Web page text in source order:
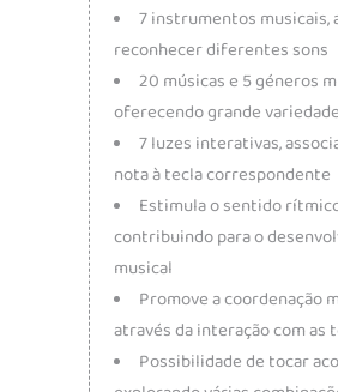
7 instrumentos musicais,
reconhecer diferentes sons
20 músicas e 5 géneros
oferecendo grande
7 luzes interativas,
nota à tecla correspondente
Estimula o sentido
contribuindo para o
musical
Promove a coordenação
através da interação com as
Possibilidade de tocar